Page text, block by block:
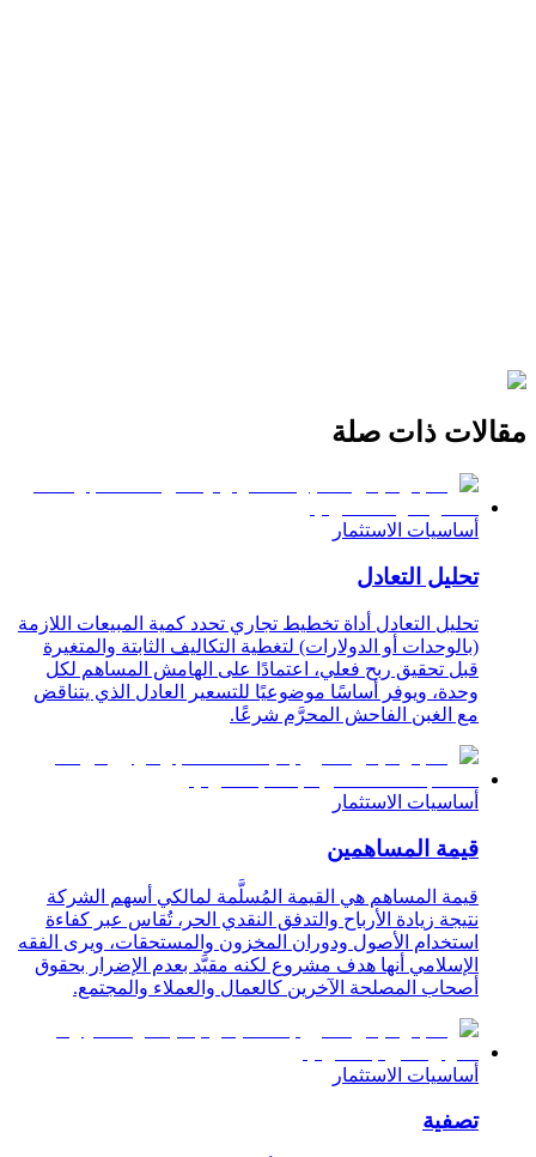
مقالات ذات صلة
أساسيات الاستثمار
تحليل التعادل
تحليل التعادل أداة تخطيط تجاري تحدد كمية المبيعات اللازمة
(بالوحدات أو الدولارات) لتغطية التكاليف الثابتة والمتغيرة
قبل تحقيق ربح فعلي، اعتمادًا على الهامش المساهم لكل
وحدة، ويوفر أساسًا موضوعيًا للتسعير العادل الذي يتناقض
مع الغبن الفاحش المحرَّم شرعًا.
أساسيات الاستثمار
قيمة المساهمين
قيمة المساهم هي القيمة المُسلَّمة لمالكي أسهم الشركة
نتيجة زيادة الأرباح والتدفق النقدي الحر، تُقاس عبر كفاءة
استخدام الأصول ودوران المخزون والمستحقات، ويرى الفقه
الإسلامي أنها هدف مشروع لكنه مقيَّد بعدم الإضرار بحقوق
أصحاب المصلحة الآخرين كالعمال والعملاء والمجتمع.
أساسيات الاستثمار
تصفية